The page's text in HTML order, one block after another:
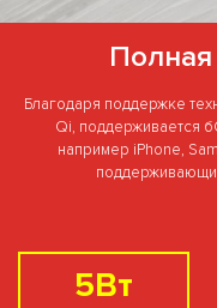
Благодаря поддержке
Qi, поддерживается
например iPhone,
5Вт